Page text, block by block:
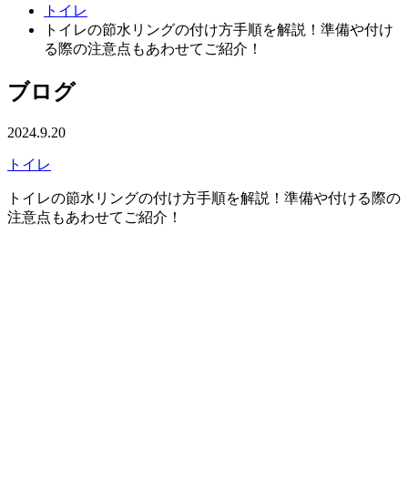
トイレ
トイレの節水リングの付け方手順を解説！準備や付け
る際の注意点もあわせてご紹介！
ブログ
2024.9.20
トイレ
トイレの節水リングの付け方手順を解説！準備や付ける際の
注意点もあわせてご紹介！